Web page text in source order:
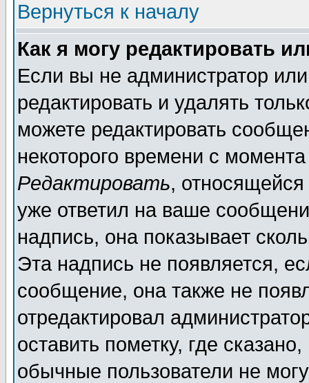
Вернуться к началу
Как я могу редактировать
Если вы не администратор
редактировать и удалять
можете редактировать
некоторого времени с
Редактировать,
уже ответил на ваше
надпись, она показывает
Эта надпись не появляется,
сообщение, она также не
отредактировал
оставить пометку, где
обычные пользователи не